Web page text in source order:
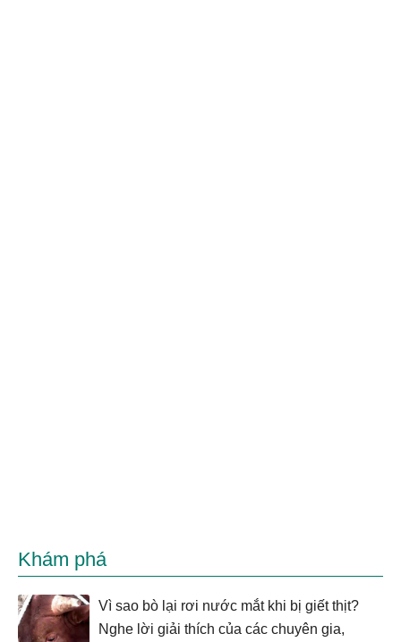
Khám phá
Vì sao bò lại rơi nước mắt khi bị giết thịt?
Nghe lời giải thích của các chuyên gia,